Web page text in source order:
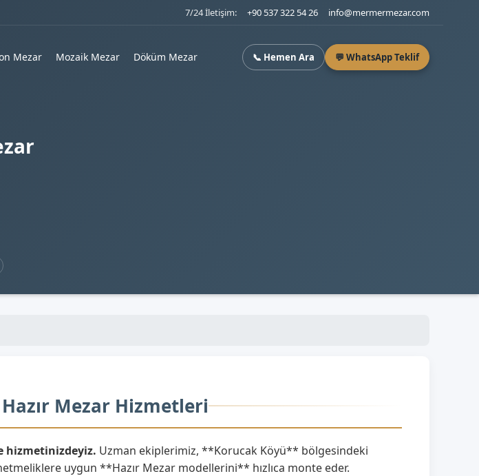
7/24 İletişim: +90 537 322 54 26 info@mermermezar.com
Mezar Mozaik Mezar Döküm Mezar 📞 Hemen Ara 💬 WhatsApp Teklif
Mezar Hizmetleri
hizmetinizdeyiz. Uzman ekiplerimiz, **Korucak Köyü** bölgesindeki
uygun **Hazır Mezar modellerini** hızlıca monte eder.